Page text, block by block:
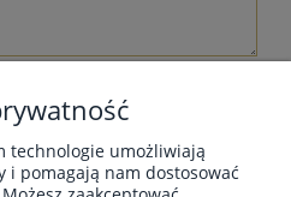
technologie umożliwiają
i pomagają nam dostosować